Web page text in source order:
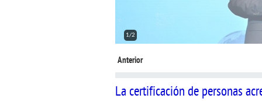
2/2
Anterior
La certificación de personas